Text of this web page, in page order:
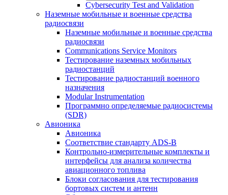
Cybersecurity Test and Validation
Наземные мобильные и военные средства
радиосвязи
Наземные мобильные и военные средства
радиосвязи
Communications Service Monitors
Тестирование наземных мобильных
радиостанций
Тестирование радиостанций военного
назначения
Modular Instrumentation
Программно определяемые радиосистемы
(SDR)
Авионика
Авионика
Соответствие стандарту ADS-B
Контрольно-измерительные комплекты и
интерфейсы для анализа количества
авиационного топлива
Блоки согласования для тестирования
бортовых систем и антенн